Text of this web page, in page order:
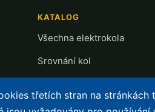
KATALOG
Všechna elektrokola
Srovnání kol
Přehled motorů
třetích stran na stránkách